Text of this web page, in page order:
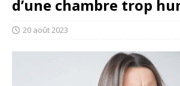
d’une chambre trop
20 août 2023